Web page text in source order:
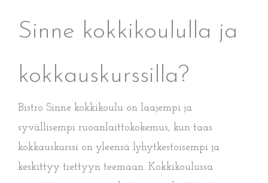
Sinne kokkikoululla ja
kokkauskurssilla?
Bistro Sinne kokkikoulu on laajempi ja
syvällisempi ruoanlaittokokemus, kun taas
kokkauskurssi on yleensä lyhytkestoisempi ja
keskittyy tiettyyn teemaan. Kokkikoulussa